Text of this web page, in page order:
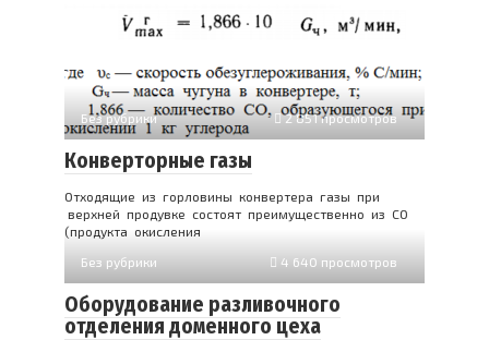
Без рубрики 2 851 просмотров
Конверторные газы
Отходящие из горловины конвертера газы при
верхней продувке состоят преимущественно из СО
(продукта окисления
Без рубрики
4 640 просмотров
Оборудование разливочного
отделения доменного цеха